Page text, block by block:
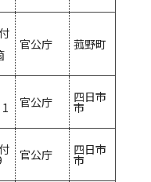
官公庁 菰野町
官公庁 四日市
市
官公庁 四日市
市